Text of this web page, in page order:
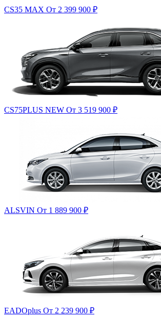
CS35 MAX От 2 399 900 ₽
CS75PLUS NEW От 3 519 900 ₽
ALSVIN От 1 889 900 ₽
EADOplus От 2 239 900 ₽